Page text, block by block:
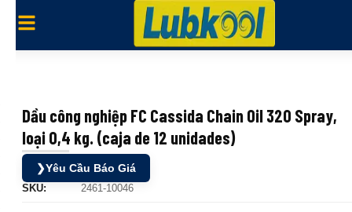
Dầu công nghiệp FC Cassida Chain Oil 320 Spray,
loại 0,4 kg. (caja de 12 unidades)
❯Yêu Cầu Báo Giá
SKU: 2461-10046